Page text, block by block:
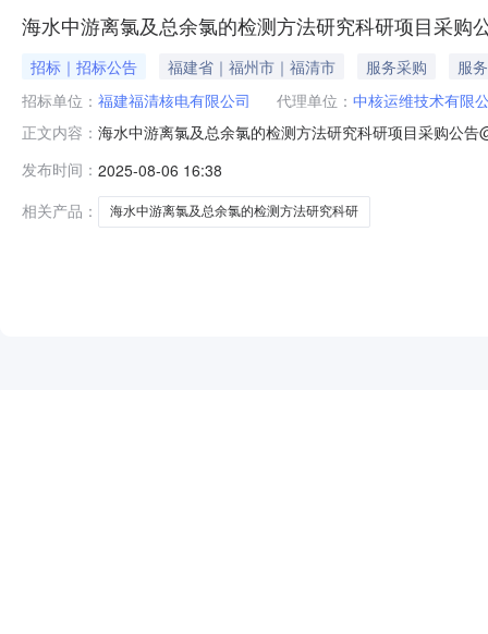
海水中游离氯及总余氯的检测方法研究科研项目采购
招标｜招标公告 福建省｜福州市｜福清市 服务采购
服务
招标单位： 福建福清核电有限公司 代理单位： 中核运维技术有限
正文内容： 海水中游离氯及总余氯的检测方法研究科研项目采购公
足以下条件，请按下述要求进行报价。一、声明我公司
采购，全权负责本项目询价采购实施的一切事宜
发布时间： 2025-08-06 16:38
相关产品：
海水中游离氯及总余氯的检测方法研究科研